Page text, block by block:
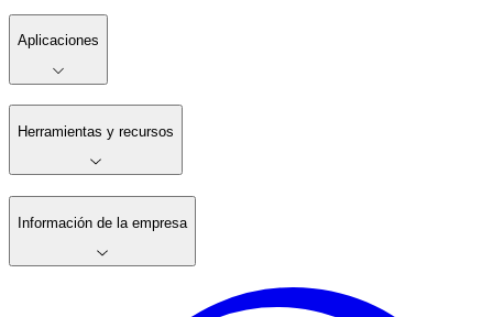
Aplicaciones
Herramientas y recursos
Información de la empresa